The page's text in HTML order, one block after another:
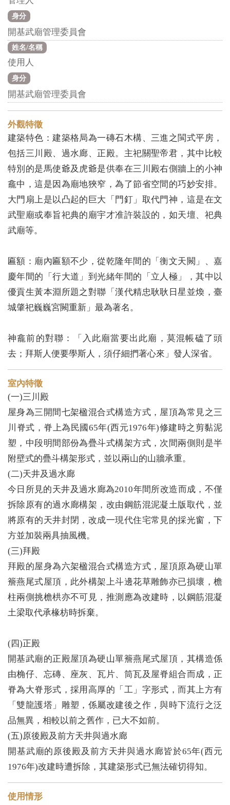
身分
開基武廟管理委員會
姓名/名稱
使用人
身分
開基武廟管理委員會
外觀特徵
建築特色：建築格局為一磚石木構、三進之閩式平房，
包括三川殿、過水廊、正殿。主祀關聖帝君，其中比較
特別的是馬使爺及虎爺是供奉在三川殿右側牆上的小神
龕中，這是因為廟地狹窄，為了節省空間的巧妙安排。
大門扇上是以凸起的巨大「門釘」取代門神，這是在文
武聖廟或奉旨祀典的廟宇才准許裝設的，如天壇、祀典
武廟等。
匾額：廟內匾額不少，從乾隆年間的「衡文天闕」、嘉
慶年間的「行大道」到光緒年間的「立人極」，其中以
優貢生黃本淵所題之對聯「漢代精忠耿耿日星並煥，臺
城肇祀巍巍宮闕重新」最為著名。
神龕前的對聯：「入此廟當要出此廟，莫混帳磕了頭
去；拜斯人便要學斯人，須仔細捫著心來」發人深省。
室內特徵
(一)三川殿
屋身為三開間七架楹混合式構造方式，屋頂為常見之三
川脊式，脊上為民國65年(西元1976年)修建時之剪黏泥
塑，中段明間部份為疊斗式構架方式，次間兩側則是半
附壁式的疊斗構架形式，並以兩山的山牆承重。
(二)天井及過水廊
今日所見的天井及過水廊為2010年間所改造而成，不僅
拆除原有的過水廊構架，改由鋼筋混泥凝土版取代，並
將原有的天井封閉，改成一現代住宅常見的採光窗，下
方並加裝兩具抽風機。
(三)拜殿
拜殿的屋身為六架楹混合式構造方式，屋頂原為硬山單
簷燕尾式屋頂，此外構架上斗邊花草雕飾亦已損壞，檐
柱兩側挑檐栱亦不可見，推測應為改建時，以鋼筋混凝
土梁取代承椽枋時拆棄。
(四)正殿
開基武廟的正殿屋頂為硬山單簷燕尾式屋頂，其構造係
由桷仔、忘磚、座灰、瓦片、筒瓦及屋脊組合而成，正
脊為大脊形式，採用高厚的「工」字形式，而其上方有
「雙龍護塔」雕塑，係屬改建後之作，與時下流行之泛
品無異，相較以前之舊作，已大不如前。
(五)原後殿及前方天井與過水廊
開基武廟的原後殿及前方天井與過水廊皆於65年(西元
1976年)改建時遭拆除，其建築形式已無法確切得知。
使用情形